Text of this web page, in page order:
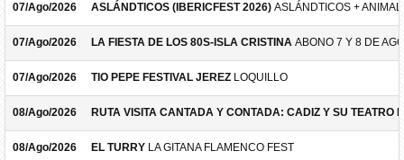
07/Ago/2026 ASLÁNDTICOS (IBERICFEST 2026) ASLÁNDTICOS +
07/Ago/2026 LA FIESTA DE LOS 80S-ISLA CRISTINA ABONO 7 Y 8 DE
07/Ago/2026 TIO PEPE FESTIVAL JEREZ LOQUILLO
08/Ago/2026 RUTA VISITA CANTADA Y CONTADA: CADIZ Y SU TEATRO
08/Ago/2026 EL TURRY LA GITANA FLAMENCO FEST